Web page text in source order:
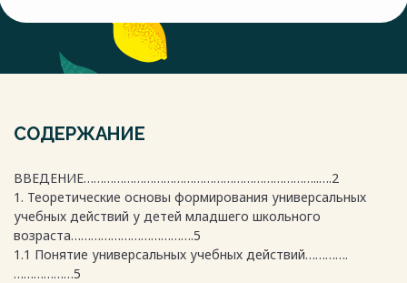
СОДЕРЖАНИЕ
ВВЕДЕНИЕ……………………………………………………………..….2
1. Теоретические основы формирования универсальных
учебных действий у детей младшего школьного
возраста……………………………….5
1.1 Понятие универсальных учебных действий………….
………………5